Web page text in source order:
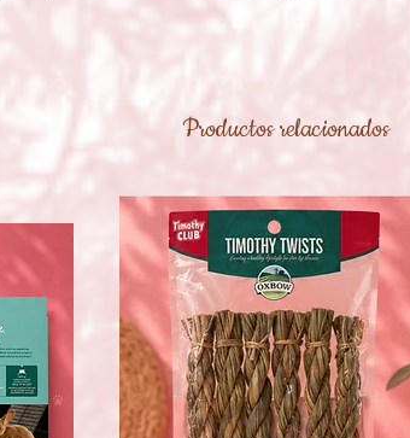
Productos relacionados